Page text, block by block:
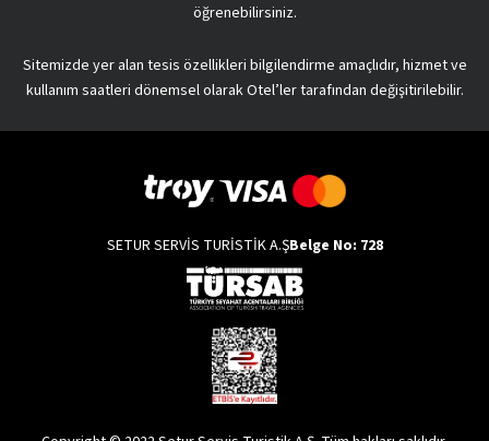
öğrenebilirsiniz.
Sitemizde yer alan tesis özellikleri bilgilendirme amaçlıdır, hizmet ve
kullanım saatleri dönemsel olarak Otel’ler tarafından değişitirilebilir.
SETUR SERVİS TURİSTİK A.ŞBelge No: 728